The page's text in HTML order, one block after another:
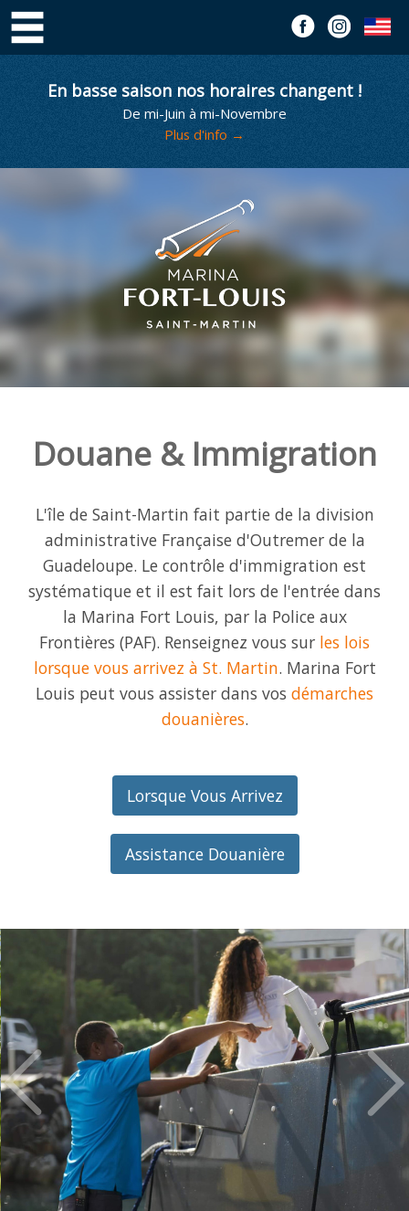
En basse saison nos horaires changent !
De mi-Juin à mi-Novembre
Plus d'info →
Douane & Immigration
L'île de Saint-Martin fait partie de la division
administrative Française d'Outremer de la
Guadeloupe. Le contrôle d'immigration est
systématique et il est fait lors de l'entrée dans
la Marina Fort Louis, par la Police aux
Frontières (PAF). Renseignez vous sur les lois
lorsque vous arrivez à St. Martin. Marina Fort
Louis peut vous assister dans vos démarches
douanières.
Lorsque Vous Arrivez
Assistance Douanière